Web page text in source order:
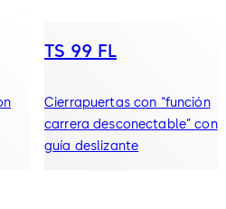
TS 99 FL
Cierrapuertas con “función
carrera desconectable” con
guía deslizante